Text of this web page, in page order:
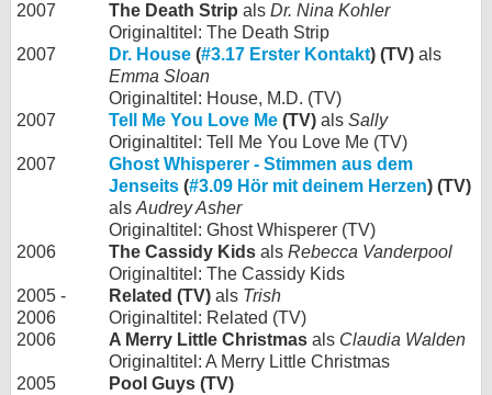
2007
The Death Strip als Dr. Nina Kohler
Originaltitel: The Death Strip
2007
Dr. House (#3.17 Erster Kontakt) (TV) als
Emma Sloan
Originaltitel: House, M.D. (TV)
2007
Tell Me You Love Me (TV) als Sally
Originaltitel: Tell Me You Love Me (TV)
2007
Ghost Whisperer - Stimmen aus dem
Jenseits (#3.09 Hör mit deinem Herzen) (TV)
als Audrey Asher
Originaltitel: Ghost Whisperer (TV)
2006
The Cassidy Kids als Rebecca Vanderpool
Originaltitel: The Cassidy Kids
2005 -
2006
Related (TV) als Trish
Originaltitel: Related (TV)
2006
A Merry Little Christmas als Claudia Walden
Originaltitel: A Merry Little Christmas
2005
Pool Guys (TV)